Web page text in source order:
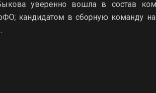
уверенно вошла в состав
кандидатом в сборную команду